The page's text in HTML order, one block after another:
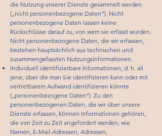
die Nutzung unserer Dienste gesammelt werden
(„nicht personenbezogene Daten“). Nicht
personenbezogene Daten lassen keine
Rückschlüsse darauf zu, von wem sie erfasst wurden.
Nicht personenbezogene Daten, die wir erfassen,
bestehen hauptsächlich aus technischen und
zusammengefassten Nutzungsinformationen.
Individuell identifizierbare Informationen, d. h. all
jene, über die man Sie identifizieren kann oder mit
vertretbarem Aufwand identifizieren könnte
(„personenbezogene Daten“). Zu den
personenbezogenen Daten, die wir über unsere
Dienste erfassen, können Informationen gehören,
die von Zeit zu Zeit angefordert werden, wie
Namen, E-Mail-Adressen, Adressen,